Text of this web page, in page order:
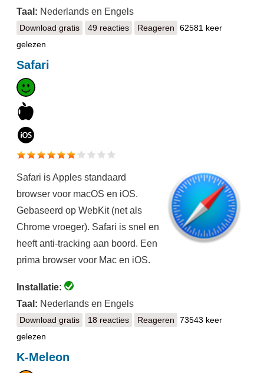
Taal: Nederlands en Engels
Download gratisSeaMonkey
49 reacties Reageren
62581 keer
gelezen
Safari
Safari is Apples standaard
browser voor macOS en iOS.
Gebaseerd op WebKit (net als
Chrome vroeger). Safari is snel en
heeft anti-tracking aan boord. Een
prima browser voor Mac en iOS.
Installatie:
Taal: Nederlands en Engels
Download gratisSafari
18 reacties Reageren
73543 keer
gelezen
K-Meleon